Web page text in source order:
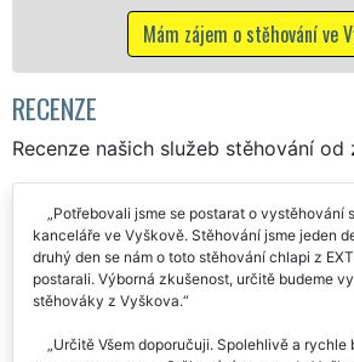
včetně
Mám
RECENZE
Recenze našich služeb stěhování od
Potřebovali jsme se postarat o vystěhování
kanceláře ve Vyškově. Stěhování jsme jeden
druhý den se nám o toto stěhování chlapi z
postarali. Výborná zkušenost, určitě budeme